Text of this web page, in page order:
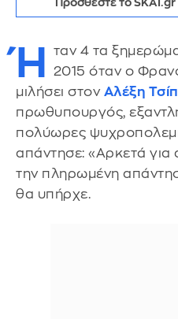
Προσθέστε το SKAI.gr
Ή
ταν 4 τα
2015 όταν ο
μιλήσει στον Αλέξη
πρωθυπουργός,
πολύωρες
απάντησε: «Αρκετά για
την πληρωμένη
θα υπήρχε.